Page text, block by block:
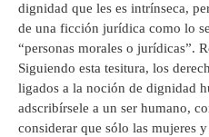
dignidad que les es intrínseca,
de una ficción jurídica como lo
“personas morales o jurídicas”.
Siguiendo esta tesitura, los
ligados a la noción de dignidad
adscribírsele a un ser humano,
considerar que sólo las mujeres